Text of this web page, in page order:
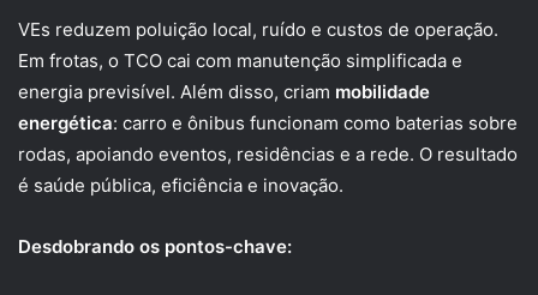
VEs reduzem poluição local, ruído e custos de operação.
Em frotas, o TCO cai com manutenção simplificada e
energia previsível. Além disso, criam mobilidade
energética: carro e ônibus funcionam como baterias sobre
rodas, apoiando eventos, residências e a rede. O resultado
é saúde pública, eficiência e inovação.
Desdobrando os pontos-chave: